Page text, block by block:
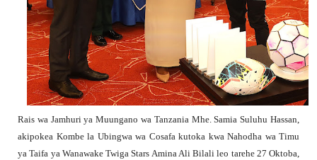
Rais wa Jamhuri ya Muungano wa Tanzania Mhe. Samia Suluhu Hassan,
akipokea Kombe la Ubingwa wa Cosafa kutoka kwa Nahodha wa Timu
ya Taifa ya Wanawake Twiga Stars Amina Ali Bilali leo tarehe 27 Oktoba,